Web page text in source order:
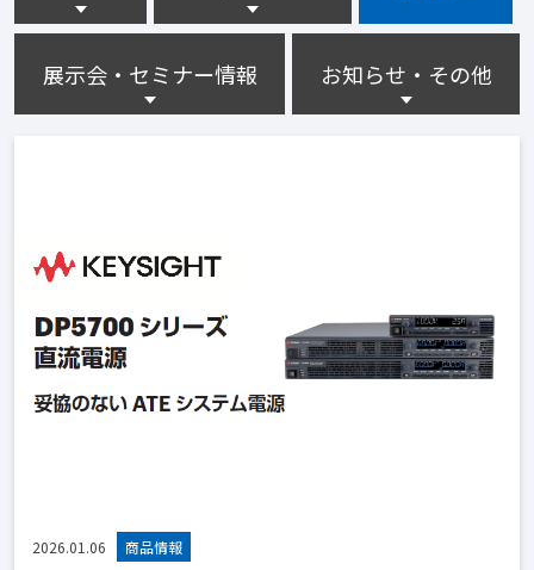
展示会・セミナー情報 お知らせ・その他
2026.01.06